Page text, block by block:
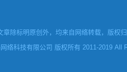
章除标明原创外，均来自网络转载，版权
络科技有限公司 版权所有 2011-2019